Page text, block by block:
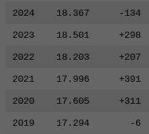
2024
18.367 -134
2023
18.501 +298
2022
18.203 +207
2021
17.996 +391
2020
17.605 +311
2019
17.294 -6